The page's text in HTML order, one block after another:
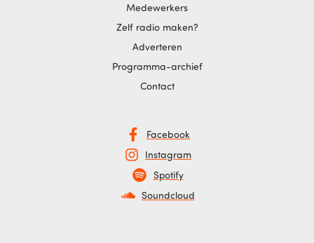
Medewerkers
Zelf radio maken?
Adverteren
Programma-archief
Contact
Facebook
Instagram
Spotify
Soundcloud